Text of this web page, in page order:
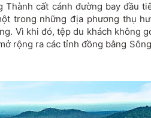
Thành cất cánh đường bay đầu
trong những địa phương thụ
Vì khi đó, tệp du khách không
rộng ra các tỉnh đồng bằng